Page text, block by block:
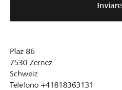
Inviare
Plaz 86
7530 Zernez
Schweiz
Telefono +41818363131